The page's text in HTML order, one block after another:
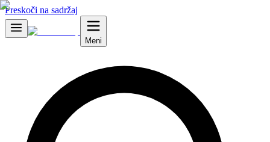
Preskoči na sadržaj
Meni